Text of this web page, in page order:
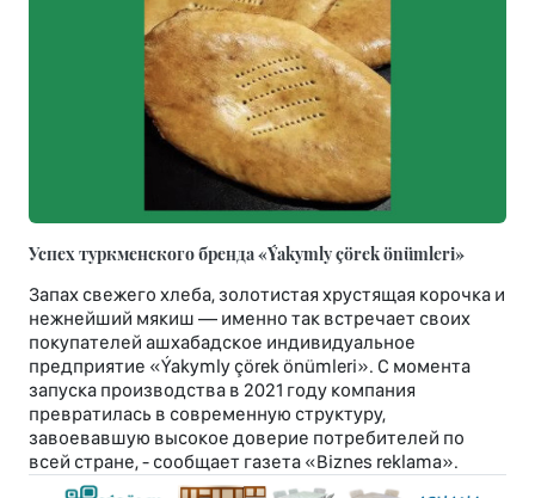
Успех туркменского бренда «Ýakymly çörek önümleri»
Запах свежего хлеба, золотистая хрустящая корочка и
нежнейший мякиш — именно так встречает своих
покупателей ашхабадское индивидуальное
предприятие «Ýakymly çörek önümleri». С момента
запуска производства в 2021 году компания
превратилась в современную структуру,
завоевавшую высокое доверие потребителей по
всей стране, - сообщает газета «Biznes reklama».